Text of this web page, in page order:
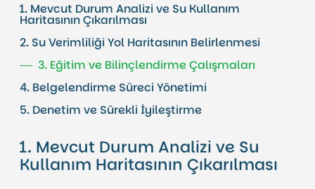
1. Mevcut Durum Analizi ve Su Kullanım
Haritasının Çıkarılması
2. Su Verimliliği Yol Haritasının Belirlenmesi
3. Eğitim ve Bilinçlendirme Çalışmaları
4. Belgelendirme Süreci Yönetimi
5. Denetim ve Sürekli İyileştirme
1. Mevcut Durum Analizi ve Su
Kullanım Haritasının Çıkarılması